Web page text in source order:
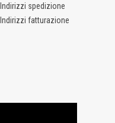
Indirizzi spedizione
Indirizzi fatturazione